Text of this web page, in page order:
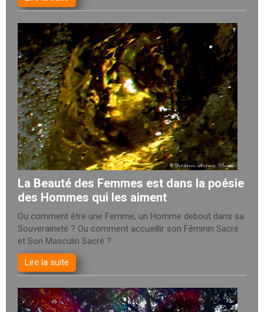
La Beauté des Femmes est dans la poésie
des Hommes qui les aiment
Ou comment être une Femme, un Homme debout dans sa
Souveraineté ? Ou comment accueillir son Féminin Sacré
et Son Masculin Sacré ?
Lire la suite